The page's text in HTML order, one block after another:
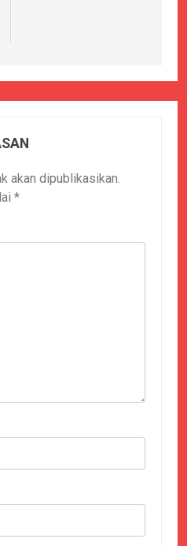
akan dipublikasikan.
*